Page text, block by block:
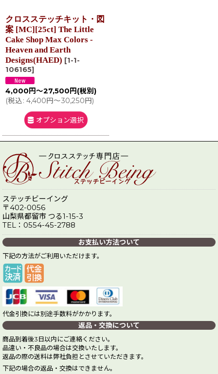
クロスステッチキット・図
案 [MC][25ct] The Little
Cake Shop Max Colors -
Heaven and Earth
Designs(HAED) [1-1-
106165]
4,000 円～27,500 円 (税別)
(税込: 4,400円～30,250円)
オプション選択
ステッチビーイング
〒402-0056
山梨県都留市 つる1-15-3
TEL：0554-45-2788
お支払い方法ついて
下記の方法がご利用いただけます。
代金引換には別途手数料がかかります。
返品・交換について
商品到着後3日以内にご連絡ください。
品違い・不良品の場合は交換いたします。
返品の際の送料は弊社負担とさせていただきます。
下記の場合の返品・交換はできません。